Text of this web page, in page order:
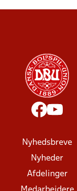
Nyhedsbreve
Nyheder
Afdelinger